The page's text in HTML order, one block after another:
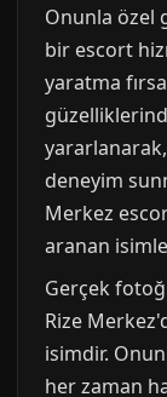
Onunla özel
bir escort
yaratma
deneyim
Merkez
aranan
Gerçek
Rize
isimdir.
her zaman